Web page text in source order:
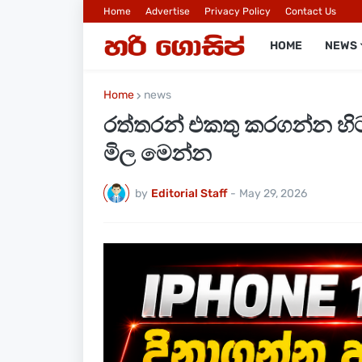
Home Advertise Privacy Policy Contact Us
HOME NEWS
Home news
රත්තරන් එකතු කරගන්න
මිල මෙන්න
by Editorial Staff - May 29, 2026